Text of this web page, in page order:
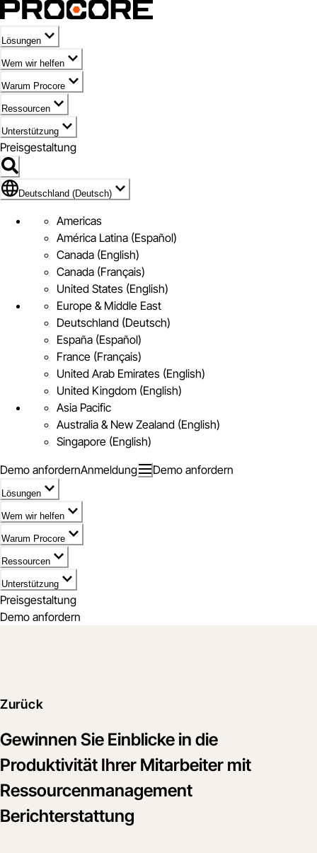
Lösungen
Wem wir helfen
Warum Procore
Ressourcen
Unterstützung
Preisgestaltung
Markieren des Symbols für Deutschland (Deutsch)
Deutschland (Deutsch)
Americas
América Latina (Español)
Canada (English)
Canada (Français)
United States (English)
Europe & Middle East
Deutschland (Deutsch)
España (Español)
France (Français)
United Arab Emirates (English)
United Kingdom (English)
Asia Pacific
Australia & New Zealand (English)
Singapore (English)
Demo anfordernAnmeldung Demo anfordern
Lösungen
Wem wir helfen
Warum Procore
Ressourcen
Unterstützung
Preisgestaltung
Demo anfordern
Zurück
Gewinnen Sie Einblicke in die
Produktivität Ihrer Mitarbeiter mit
Ressourcenmanagement
Berichterstattung